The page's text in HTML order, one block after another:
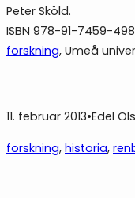
Peter Sköld.
ISBN 978-91-7459-
forskning, Umeå
11. februar 2013•Edel
forskning, historia,